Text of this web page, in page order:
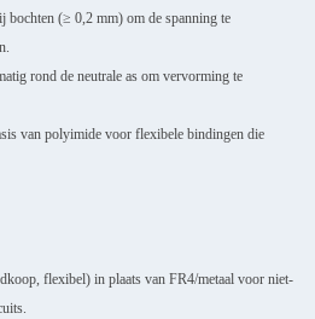
bochten (≥ 0,2 mm) om de spanning te
rond de neutrale as om vervorming te
van polyimide voor flexibele bindingen die
flexibel) in plaats van FR4/metaal voor niet-